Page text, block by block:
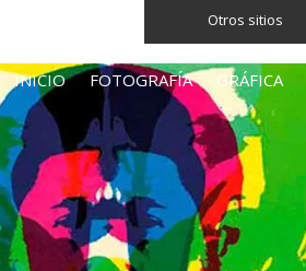
Otros sitios
INICIO FOTOGRAFÍA GRÁFICA